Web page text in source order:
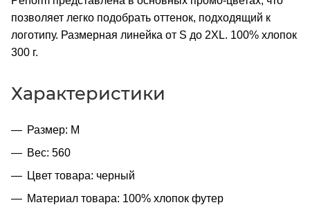
позволяет легко подобрать оттенок, подходящий к
логотипу. Размерная линейка от S до 2XL. 100% хлопок
300 г.
Характеристики
Размер: M
Вес: 560
Цвет товара: черный
Материал товара: 100% хлопок футер